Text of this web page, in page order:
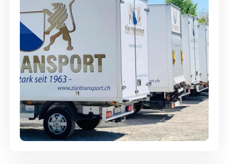
Möbellagerung - Alles sicher
aufbewahrt